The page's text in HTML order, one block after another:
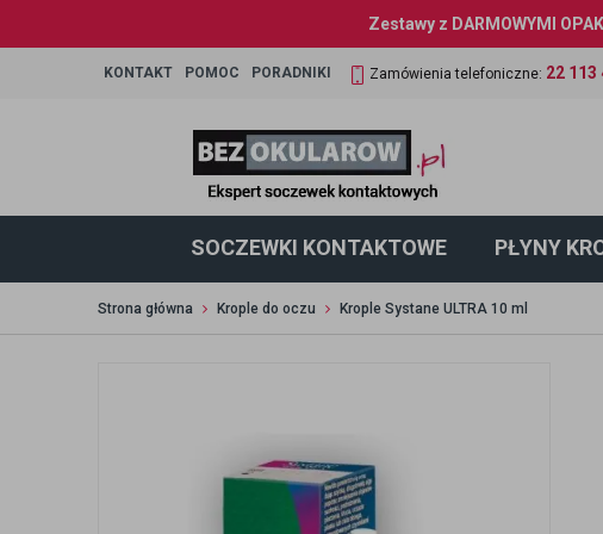
Zestawy z DARMOWYMI
KONTAKT POMOC PORADNIKI Zamówienia telefoniczne: 22 113
SOCZEWKI KONTAKTOWE PŁYNY
Strona główna Krople do oczu Krople Systane ULTRA 10 ml